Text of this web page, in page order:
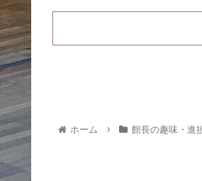
ホーム 館長の趣味・進